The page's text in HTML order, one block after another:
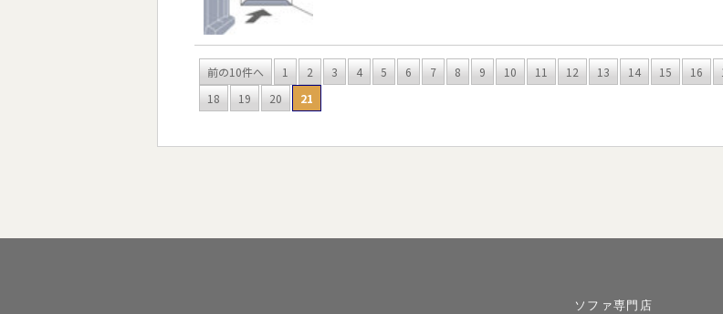
前の10件へ 1 2 3 4 5 6 7 8 9 10 11 12 13 14 15 16
18
19 20 21
ソファ専門店